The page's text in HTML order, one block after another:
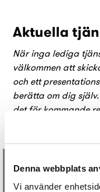
Denna webbplats
Vi använder
Aktuella
När inga lediga
välkommen att
och ett
berätta om dig
det för kommande